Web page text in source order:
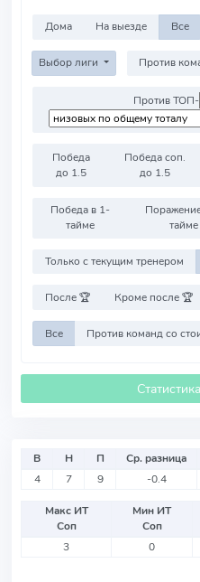
Дома На выезде Все
Выбор лиги
Против ТОП-
Победа
до 1.5
Победа соп.
до 1.5
Победа в 1-
тайме
тайме
Только с текущим тренером
После 🏆 Кроме после 🏆
Все
В Н П Ср. разница
4
7 9 -0.4
Макс ИТ
Соп
Мин ИТ
Соп
3
0